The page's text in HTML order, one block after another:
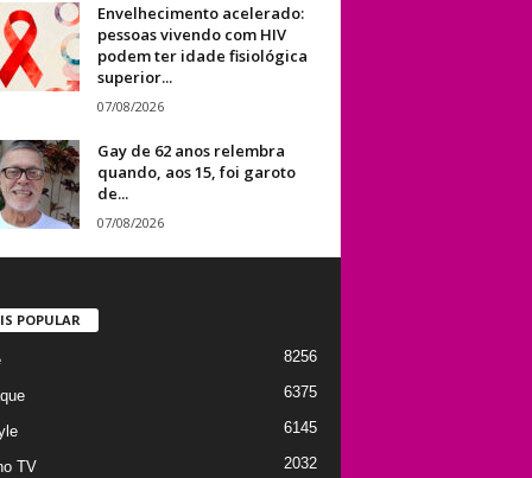
Envelhecimento acelerado:
pessoas vivendo com HIV
podem ter idade fisiológica
superior...
07/08/2026
Gay de 62 anos relembra
quando, aos 15, foi garoto
de...
07/08/2026
POPULAR
8256
6375
6145
TV 2032